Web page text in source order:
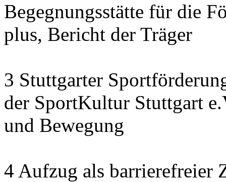
Begegnungsstätte für die
plus, Bericht der Träger
3 Stuttgarter
der SportKultur Stuttgart
und Bewegung
4 Aufzug als barrierefreier